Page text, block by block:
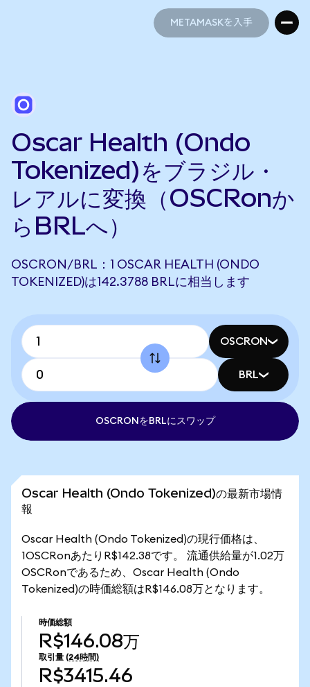
METAMASKを入手
Oscar Health (Ondo
Tokenized)をブラジル・
レアルに変換（OSCRonか
らBRLへ）
OSCRON/BRL：1 OSCAR HEALTH (ONDO
TOKENIZED)は142.3788 BRLに相当します
OSCRON
BRL
OSCRONをBRLにスワップ
Oscar Health (Ondo Tokenized)の最新市場情
報
Oscar Health (Ondo Tokenized)の現行価格は、
1OSCRonあたりR$142.38です。 流通供給量が1.02万
OSCRonであるため、Oscar Health (Ondo
Tokenized)の時価総額はR$146.08万となります。
時価総額
R$146.08万
取引量 (24時間)
R$3415.46